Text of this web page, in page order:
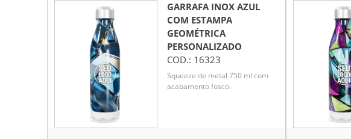
GARRAFA INOX AZUL
COM ESTAMPA
GEOMÉTRICA
PERSONALIZADO
COD.: 16323
Squeeze de metal 750 ml com
acabamento fosco.